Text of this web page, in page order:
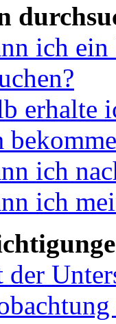
ich ein
erhalte
ich
ich
der